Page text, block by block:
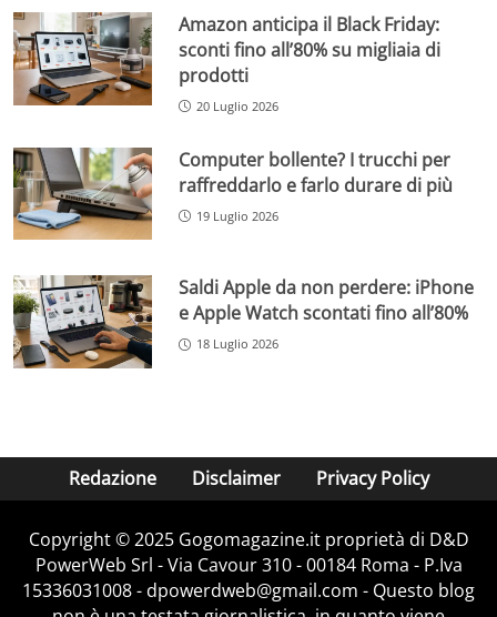
Amazon anticipa il Black Friday:
sconti fino all’80% su migliaia di
prodotti
20 Luglio 2026
Computer bollente? I trucchi per
raffreddarlo e farlo durare di più
19 Luglio 2026
Saldi Apple da non perdere: iPhone
e Apple Watch scontati fino all’80%
18 Luglio 2026
Redazione Disclaimer Privacy Policy
Copyright © 2025 Gogomagazine.it proprietà di D&D
PowerWeb Srl - Via Cavour 310 - 00184 Roma - P.Iva
15336031008 - dpowerdweb@gmail.com - Questo blog